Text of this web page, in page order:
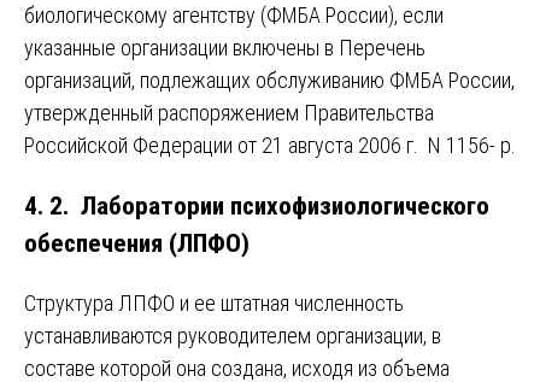
биологическому агентству (ФМБА России), если
указанные организации включены в Перечень
организаций, подлежащих обслуживанию ФМБА России,
утвержденный распоряжением Правительства
Российской Федерации от 21 августа 2006 г. N 1156- р.
4. 2. Лаборатории психофизиологического
обеспечения (ЛПФО)
Структура ЛПФО и ее штатная численность
устанавливаются руководителем организации, в
составе которой она создана, исходя из объема